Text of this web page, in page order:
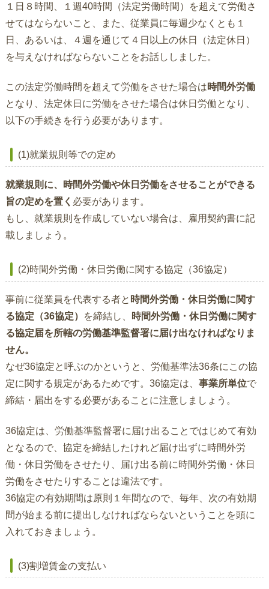
１日８時間、１週40時間（法定労働時間）を超えて労働さ
せてはならないこと、また、従業員に毎週少なくとも１
日、あるいは、４週を通じて４日以上の休日（法定休日）
を与えなければならないことをお話ししました。
この法定労働時間を超えて労働をさせた場合は時間外労働
となり、法定休日に労働をさせた場合は休日労働となり、
以下の手続きを行う必要があります。
(1)就業規則等での定め
就業規則に、時間外労働や休日労働をさせることができる
旨の定めを置く 必要があります。
もし、就業規則を作成していない場合は、雇用契約書に記
載しましょう。
(2)時間外労働・休日労働に関する協定（36協定）
事前に従業員を代表する者と 時間外労働・休日労働に関す
る協定（36協定）
を締結し、
時間外労働・休日労働に関す
る協定届を所轄の労働基準監督署に届け出なければなりま
せん。
なぜ36協定と呼ぶのかというと、労働基準法36条にこの協
定に関する規定があるためです。36協定は、 事業所単位で
締結・届出をする必要があることに注意しましょう。
36協定は、労働基準監督署に届け出ることではじめて有効
となるので、協定を締結したけれど届け出ずに時間外労
働・休日労働をさせたり、届け出る前に時間外労働・休日
労働をさせたりすることは違法です。
36協定の有効期間は原則１年間なので、毎年、次の有効期
間が始まる前に提出しなければならないということを頭に
入れておきましょう。
(3)割増賃金の支払い